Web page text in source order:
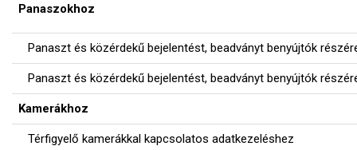
Panaszokhoz
Panaszt és közérdekű bejelentést, beadványt benyújtók
Panaszt és közérdekű bejelentést, beadványt benyújtók
Kamerákhoz
Térfigyelő kamerákkal kapcsolatos adatkezeléshez